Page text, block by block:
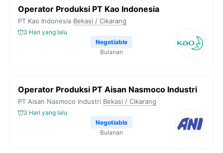
Operator Produksi PT Kao Indonesia
PT Kao Indonesia Bekasi / Cikarang
3 Hari yang lalu
Negotiable
Bulanan
Operator Produksi PT Aisan Nasmoco Industri
PT Aisan Nasmoco Industri Bekasi / Cikarang
3 Hari yang lalu
Negotiable
Bulanan